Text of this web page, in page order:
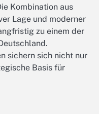
Kombination aus
Lage und moderner
zu einem der
sichern sich nicht nur
Basis für